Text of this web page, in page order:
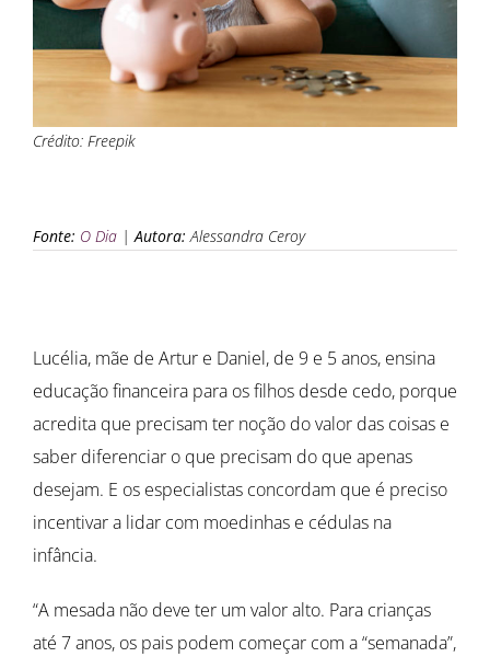
Crédito: Freepik
Fonte: O Dia | Autora: Alessandra Ceroy
Lucélia, mãe de Artur e Daniel, de 9 e 5 anos, ensina
educação financeira para os filhos desde cedo, porque
acredita que precisam ter noção do valor das coisas e
saber diferenciar o que precisam do que apenas
desejam. E os especialistas concordam que é preciso
incentivar a lidar com moedinhas e cédulas na
infância.
“A mesada não deve ter um valor alto. Para crianças
até 7 anos, os pais podem começar com a “semanada”,